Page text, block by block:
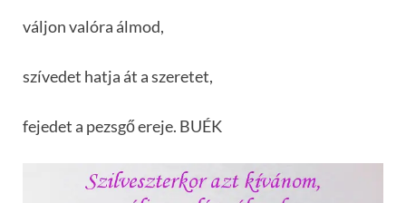
váljon valóra álmod,
szívedet hatja át a szeretet,
fejedet a pezsgő ereje. BUÉK